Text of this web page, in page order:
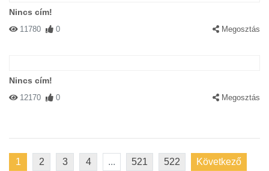
Nincs cím!
11780 0 Megosztás
Nincs cím!
12170 0 Megosztás
1 2 3 4 ... 521 522 Következő